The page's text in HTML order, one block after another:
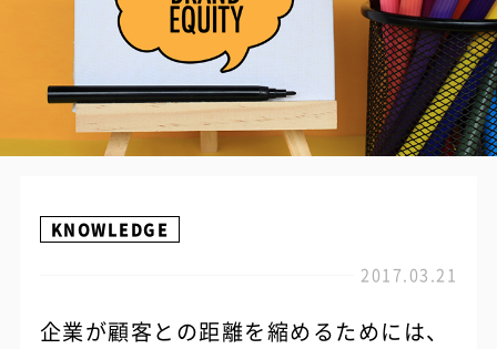
KNOWLEDGE
2017.03.21
企業が顧客との距離を縮めるためには、